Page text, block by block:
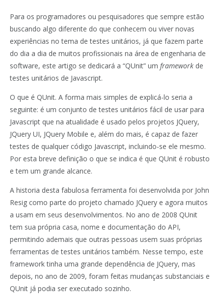
Para os programadores ou pesquisadores que sempre estão
buscando algo diferente do que conhecem ou viver novas
experiências no tema de testes unitários, já que fazem parte
do dia a dia de muitos profissionais na área de engenharia de
software, este artigo se dedicará a “QUnit” um framework de
testes unitários de Javascript.
O que é QUnit. A forma mais simples de explicá-lo seria a
seguinte: é um conjunto de testes unitários fácil de usar para
Javascript que na atualidade é usado pelos projetos JQuery,
JQuery UI, JQuery Mobile e, além do mais, é capaz de fazer
testes de qualquer código Javascript, incluindo-se ele mesmo.
Por esta breve definição o que se indica é que QUnit é robusto
e tem um grande alcance.
A historia desta fabulosa ferramenta foi desenvolvida por John
Resig como parte do projeto chamado JQuery e agora muitos
a usam em seus desenvolvimentos. No ano de 2008 QUnit
tem sua própria casa, nome e documentação do API,
permitindo ademais que outras pessoas usem suas próprias
ferramentas de testes unitários também. Nesse tempo, este
framework tinha uma grande dependência de JQuery, mas
depois, no ano de 2009, foram feitas mudanças substanciais e
QUnit já podia ser executado sozinho.